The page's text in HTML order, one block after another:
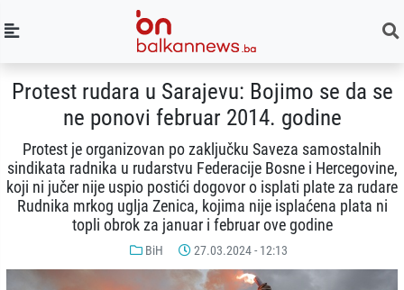
Protest rudara u Sarajevu: Bojimo se da se
ne ponovi februar 2014. godine
Protest je organizovan po zaključku Saveza samostalnih
sindikata radnika u rudarstvu Federacije Bosne i Hercegovine,
koji ni jučer nije uspio postići dogovor o isplati plate za rudare
Rudnika mrkog uglja Zenica, kojima nije isplaćena plata ni
topli obrok za januar i februar ove godine
BiH 27.03.2024 - 12:13